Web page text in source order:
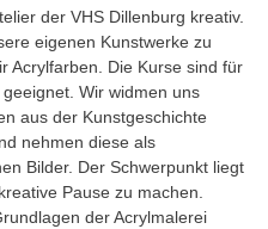
der VHS Dillenburg kreativ.
eigenen Kunstwerke zu
Acrylfarben. Die Kurse sind für
Wir widmen uns
aus der Kunstgeschichte
nehmen diese als
Bilder. Der Schwerpunkt liegt
Pause zu machen.
der Acrylmalerei